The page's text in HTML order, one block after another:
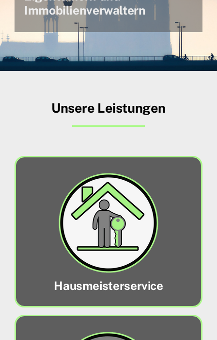
Immobilienverwaltern
Unsere Leistungen
Hausmeisterservice
Hausmeisterservice
Wir übernehmen für Sie sämtliche
anfallenden Arbeiten in und um Ihrer
Objekte.
Mehr erfahren